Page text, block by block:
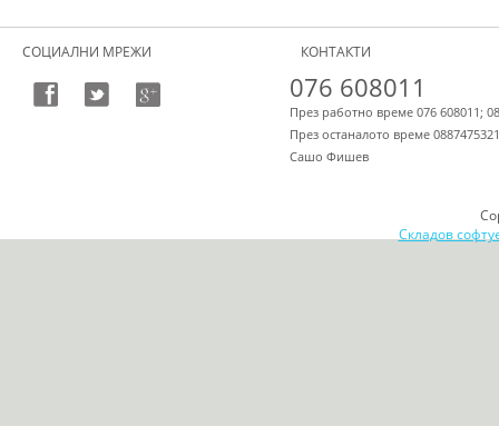
СОЦИАЛНИ МРЕЖИ КОНТАКТИ
076 608011
През работно време 076 608011;
През останалото време 0887475321
Сашо Фишев
Складов